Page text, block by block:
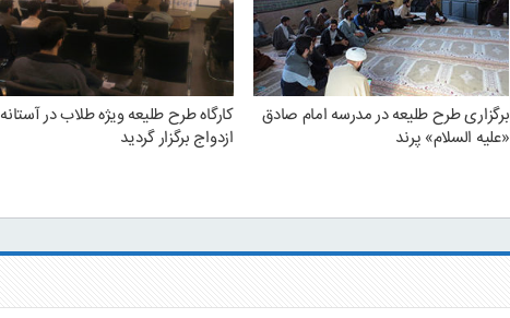
برگزاری طرح طلیعه در مدرسه امام صادق
«علیه السلام» پرند
کارگاه طرح طلیعه ویژه طلاب در آستانه
ازدواج برگزار گردید